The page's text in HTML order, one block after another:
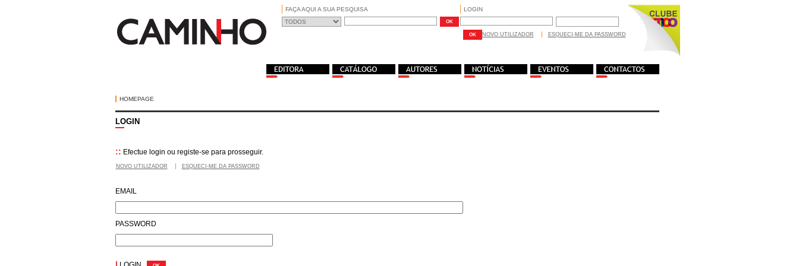
FAÇA AQUI A SUA PESQUISA LOGIN
NOVO UTILIZADOR ESQUECI-ME DA PASSWORD
HOMEPAGE
LOGIN
:: Efectue login ou registe-se para prosseguir.
NOVO UTILIZADOR ESQUECI-ME DA PASSWORD
EMAIL
PASSWORD